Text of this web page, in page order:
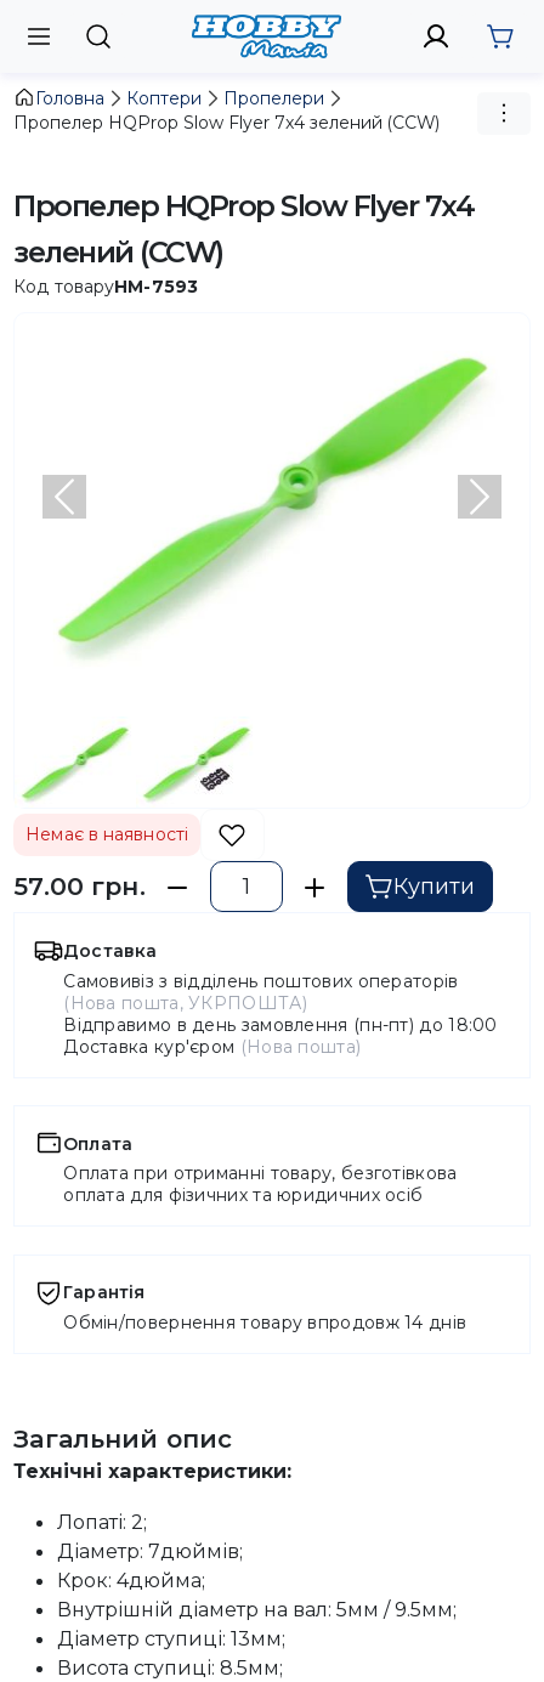
Головна Коптери
Пропелери
Пропелер HQProp Slow Flyer 7x4 зелений (CCW)
Пропелер HQProp Slow Flyer 7x4
зелений (CCW)
Код товаруHM-7593
Попередній
Немає в наявності
57.00 грн. Купити
Доставка
Самовивіз з відділень поштових операторів
(Нова пошта, УКРПОШТА)
Відправимо в день замовлення (пн-пт) до 18:00
Доставка кур'єром (Нова пошта)
Оплата
Оплата при отриманні товару, безготівкова
оплата для фізичних та юридичних осіб
Гарантія
Обмін/повернення товару впродовж 14 днів
Загальний опис
Технічні характеристики:
Лопаті: 2;
Діаметр: 7дюймів;
Крок: 4дюйма;
Внутрішній діаметр на вал: 5мм / 9.5мм;
Діаметр ступиці: 13мм;
Висота ступиці: 8.5мм;